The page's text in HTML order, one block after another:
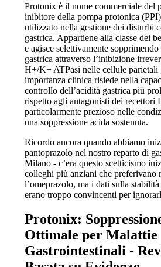
Protonix è il nome commerciale del
inibitore della pompa protonica
utilizzato nella gestione dei disturbi
gastrica. Appartiene alla classe dei
e agisce selettivamente
gastrica attraverso l’inibizione
H+/K+ ATPasi nelle cellule parietali
importanza clinica risiede nella
controllo dell’acidità gastrica più
rispetto agli antagonisti dei recettori
particolarmente prezioso nelle
una soppressione acida sostenuta.
Ricordo ancora quando abbiamo
pantoprazolo nel nostro reparto di
Milano - c’era questo scetticismo
colleghi più anziani che preferivano
l’omeprazolo, ma i dati sulla
erano troppo convincenti per
Protonix:
Ottimale per Malattie
Gastrointestinali -